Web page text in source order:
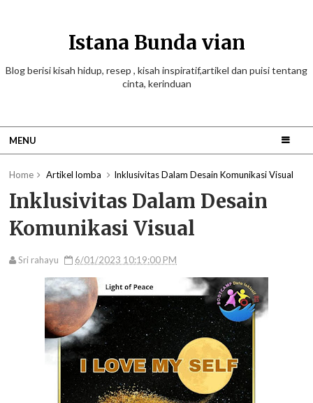
Istana Bunda vian
Blog berisi kisah hidup, resep , kisah inspiratif,artikel dan puisi tentang
cinta, kerinduan
MENU
Home Artikel lomba Inklusivitas Dalam Desain Komunikasi Visual
Inklusivitas Dalam Desain
Komunikasi Visual
Sri rahayu 6/01/2023 10:19:00 PM